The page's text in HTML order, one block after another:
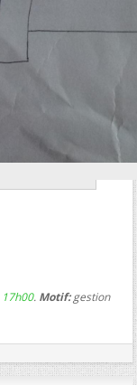
17h00. Motif:gestion